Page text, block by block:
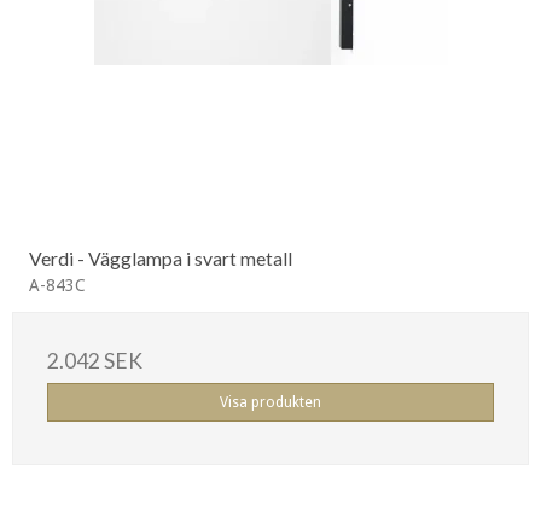
Verdi - Vägglampa i svart metall
A-843C
2.042 SEK
Visa produkten